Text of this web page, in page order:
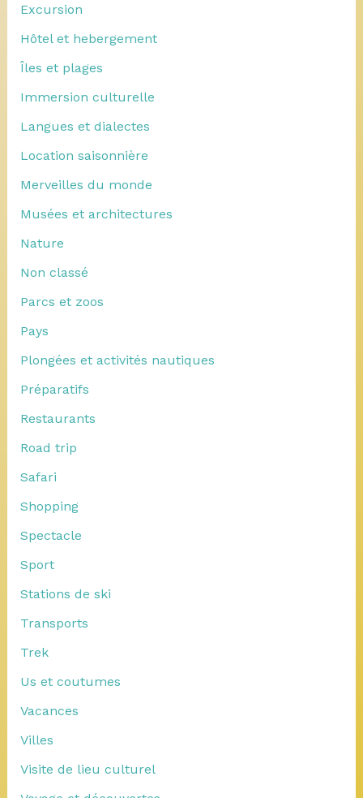
Excursion
Hôtel et hebergement
Îles et plages
Immersion culturelle
Langues et dialectes
Location saisonnière
Merveilles du monde
Musées et architectures
Nature
Non classé
Parcs et zoos
Pays
Plongées et activités nautiques
Préparatifs
Restaurants
Road trip
Safari
Shopping
Spectacle
Sport
Stations de ski
Transports
Trek
Us et coutumes
Vacances
Villes
Visite de lieu culturel